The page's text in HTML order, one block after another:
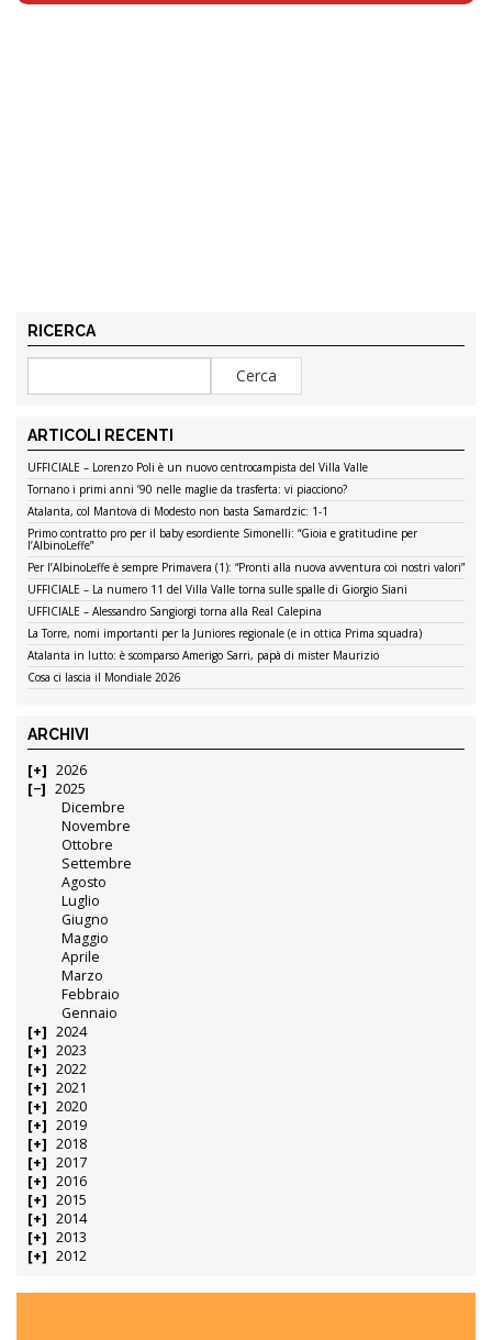
RICERCA
ARTICOLI RECENTI
UFFICIALE – Lorenzo Poli è un nuovo centrocampista del Villa Valle
Tornano i primi anni ’90 nelle maglie da trasferta: vi piacciono?
Atalanta, col Mantova di Modesto non basta Samardzic: 1-1
Primo contratto pro per il baby esordiente Simonelli: “Gioia e gratitudine per
l’AlbinoLeffe”
Per l’AlbinoLeffe è sempre Primavera (1): “Pronti alla nuova avventura coi nostri valori”
UFFICIALE – La numero 11 del Villa Valle torna sulle spalle di Giorgio Siani
UFFICIALE – Alessandro Sangiorgi torna alla Real Calepina
La Torre, nomi importanti per la Juniores regionale (e in ottica Prima squadra)
Atalanta in lutto: è scomparso Amerigo Sarri, papà di mister Maurizio
Cosa ci lascia il Mondiale 2026
ARCHIVI
2026
2025
Dicembre
Novembre
Ottobre
Settembre
Agosto
Luglio
Giugno
Maggio
Aprile
Marzo
Febbraio
Gennaio
2024
2023
2022
2021
2020
2019
2018
2017
2016
2015
2014
2013
2012